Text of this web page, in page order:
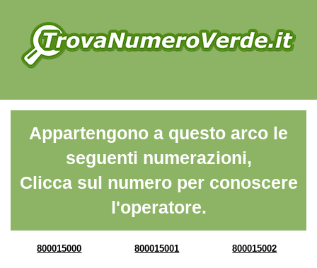
Appartengono a questo arco le
seguenti numerazioni,
Clicca sul numero per conoscere
l'operatore.
800015000 800015001 800015002